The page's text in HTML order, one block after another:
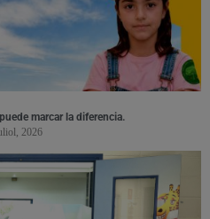
marcar la diferencia.
2026